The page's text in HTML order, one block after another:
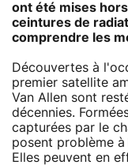
ont été mises
ceintures de
comprendre les
Découvertes à
premier satellite
Van Allen sont
décennies.
capturées par le
posent problème
Elles peuvent en